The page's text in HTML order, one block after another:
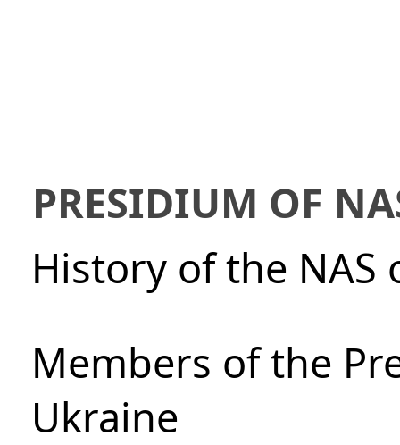
PRESIDIUM OF
History of the NAS
Members of the
Ukraine